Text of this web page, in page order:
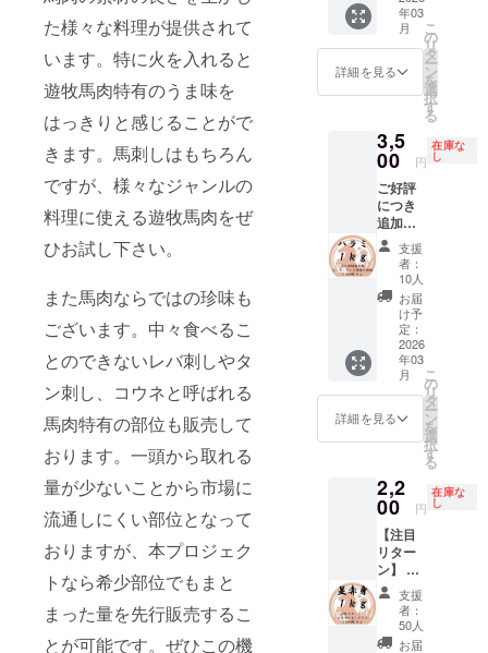
た様々な料理が提供されて
います。特に火を入れると
遊牧馬肉特有のうま味を
はっきりと感じることがで
きます。馬刺しはもちろん
ですが、様々なジャンルの
料理に使える遊牧馬肉をぜ
ひお試し下さい。
また馬肉ならではの珍味も
ございます。中々食べるこ
とのできないレバ刺しやタ
ン刺し、コウネと呼ばれる
馬肉特有の部位も販売して
おります。一頭から取れる
量が少ないことから市場に
流通しにくい部位となって
おりますが、本プロジェク
トなら希少部位でもまと
まった量を先行販売するこ
とが可能です。ぜひこの機
品開封
前には
必ずお
届けの
たラベ
ルや注
意書き
をご確
認くだ
さい。
なりま
す。 ・
原材料
及び添
加物等
の食品
お届け
商品の
ラベル
に表記
されま
す。 商
品開封
前には
必ずお
届けの
リター
ンに貼
付され
たラベ
ルや注
意書き
をご確
産地：
モンゴ
ル 食べ
方：生
食可 内
容量：
１ｋｇ
加工形
状：塊
肉、ミ
ンチ 梱
包：冷
凍真空
パック
保存方
法：要
冷凍 解
凍方
法：冷
蔵庫で
約１日
お届け
方法：
ヤマト
運輸
便（冷
凍） 輸
入、販
売者：
株式会
社キー
シア 補
足 ・一
番美味
しい旬
凍真空
パック
保存方
法：要
冷凍 解
凍方
蔵庫で
約１日
お届け
方法：
ヤマト
運輸
クール
便（冷
凍） 輸
入、販
売者：
株式会
社キー
シア 補
足 ・一
番美味
しい旬
の馬肉
をお届
ため、
お手元
に届く
までお
時間を
頂きま
す。 ・
パック
ごとに
重量が
の馬肉
をお届
け致し
【日本
クオリ
加工】
モンゴ
ルの契
約工場
にて、
日本の
食肉工
場で約
10年加
工経験
のある
スタッ
フが、
日本の
解体用
包丁を
使い加
工して
おりま
本の加
工水準
を守り
馬肉を
加工し
ており
ます。
商品
名：遊
牧馬肉
加工】
モンゴ
ルの契
にて、
日本の
10年加
工経験
のある
スタッ
フが、
日本の
解体用
包丁を
使い加
工して
おりま
す。 日
本の加
工水準
を守り
加工し
ており
商品
名：遊
牧馬肉
産地：
モンゴ
ル 食べ
方：生
食可 内
容量：
合計約
ます。
モンゴ
ルの馬
でも最
高品質
け致し
ます。
【日本
クオリ
ティの
加工】
モンゴ
ルの契
約工場
にて、
日本の
食肉工
場で約
10年加
工経験
スタッ
フが、
包丁を
使い加
工して
おりま
す。 日
本の加
工水準
を守り
馬肉を
に加工
しお届
け致し
ます。
外モモ
内モモ
ランプ
スネ
【使用
する厳
選され
た馬】
モンゴ
ル遊牧
民が弊
社に輸
出する
ために
特別に
馬の中
から、
い馬を
厳選し
て使用
してい
ます。
モンゴ
ルの馬
肉の中
でも最
高品質
す。 大
トロの
ブロッ
クを合
しま
す。馬
肉は数
百グラ
ムごと
にカッ
トして
真空
パック
で梱包
してお
りま
す。
【部
位】 大
トロ
（ハラ
選され
た馬】
モンゴ
ル遊牧
民が弊
社に輸
出する
ために
特別に
育てた
１ｋｇ
馬のモ
モ部分
にある
球体状
の部位
モモ肉
の中で
１番柔
らかい
部位と
して有
名で、
取れる
量が少
ない希
少部位
です。
シンタ
マのブ
ロック
を合計
約１ｋ
数百グ
ラムご
とに
カット
して真
空パッ
クで梱
包して
おりま
す。
年03
月
詳細を見る
こ
の
リ
タ
ー
ン
を
選
択
す
る
3,5
00 円
在庫な
し
ご好評
につき
追加！
もっち
りハラ
ミセッ
ト ハラ
ミ：約
１ｋｇ
馬の横
隔膜の
部分の
肉を使
用して
おりま
す。 弾
ります
が、焼
いても
固くな
りにく
い部位
です。
お腹部
分の肉
なので
支援
者：
10人
お届
け予
定：
2026
年03
月
詳細を見る
こ
の
リ
タ
ー
ン
を
選
択
す
る
2,2
00 円
在庫な
し
【注目
リター
ン】 超
お買い
得の赤
身セッ
ト 並赤
支援
者：
50人
お届